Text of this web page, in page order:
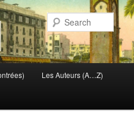
Les Auteurs (A…Z)